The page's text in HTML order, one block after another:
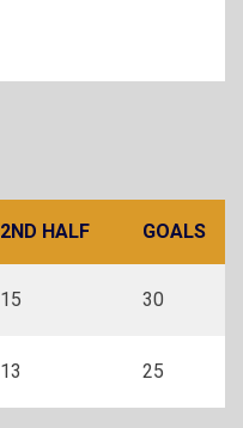
2ND HALF GOALS
15 30
13 25